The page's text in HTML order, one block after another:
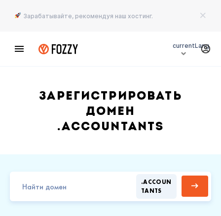
Зарабатывайте, рекомендуя наш хостинг.
currentLang
Зарегистрировать
домен
.ACCOUNTANTS
.ACCOUN
TANTS